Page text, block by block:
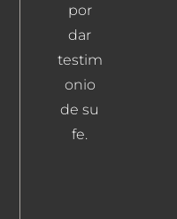
por
dar
testim
onio
de su
fe.